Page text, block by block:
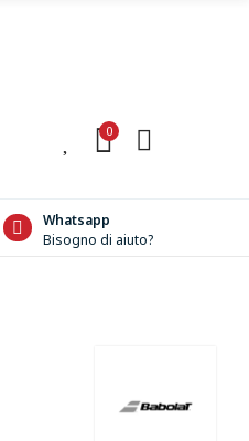
0
Whatsapp
Bisogno di aiuto?